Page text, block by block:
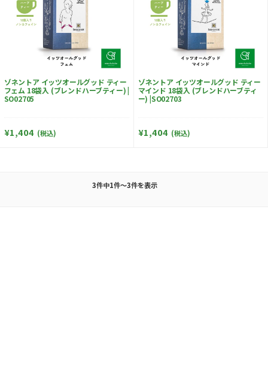
ゾネントア イッツオールグッド ティー
フェム 18袋入 (ブレンドハーブティー) |
SO02705
¥1,404 (税込)
ゾネントア イッツオールグッド ティー
マインド 18袋入 (ブレンドハーブティ
ー) |SO02703
¥1,404 (税込)
3件中1件～3件を表示